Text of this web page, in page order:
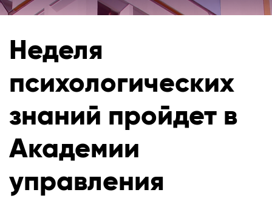
Неделя
психологических
знаний пройдет в
Академии
управления